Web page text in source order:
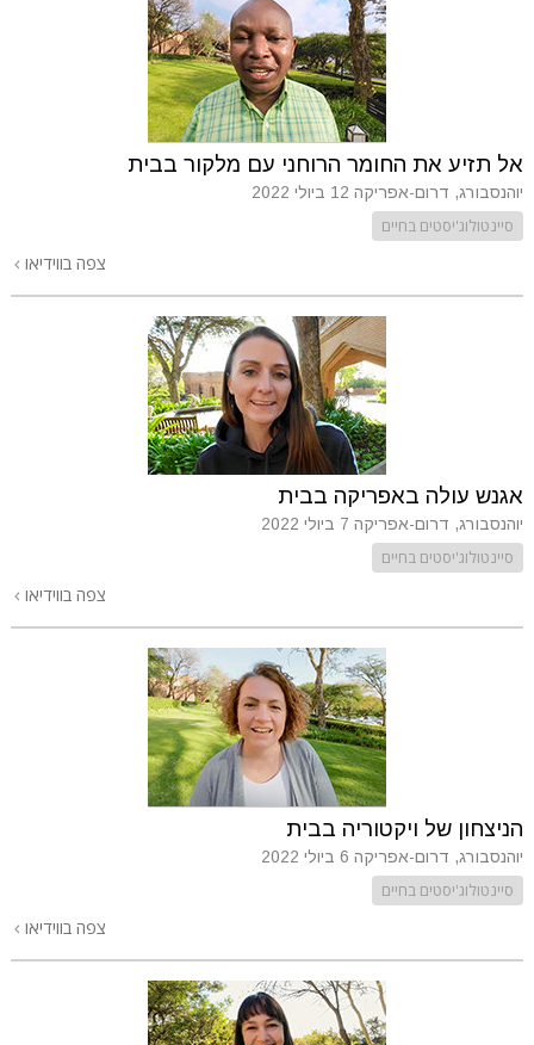
אל תזיע את החומר הרוחני עם מלקור בבית
יוהנסבורג, דרום-אפריקה 12 ביולי 2022
סיינטולוג'יסטים בחיים
צפה בווידיאו
אגנש עולה באפריקה בבית
יוהנסבורג, דרום-אפריקה 7 ביולי 2022
סיינטולוג'יסטים בחיים
צפה בווידיאו
הניצחון של ויקטוריה בבית
יוהנסבורג, דרום-אפריקה 6 ביולי 2022
סיינטולוג'יסטים בחיים
צפה בווידיאו